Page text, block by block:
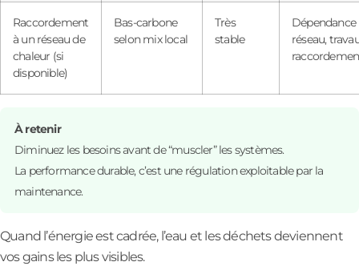
Raccordement
à un réseau de
chaleur (si
disponible)
Bas-carbone
selon mix local
Très
stable
Dépendance
réseau,
À retenir
Diminuez les besoins avant de “muscler” les systèmes.
La performance durable, c’est une régulation exploitable par la
maintenance.
Quand l’énergie est cadrée, l’eau et les déchets deviennent
vos gains les plus visibles.